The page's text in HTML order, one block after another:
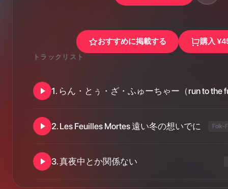
おすすめに掲載する 購入
トラックリスト
1. らん・とぅ・ざ・ふゅーちゃー（run to the
2. Les Feuilles Mortes 遠い冬の想いでに Folk-
3.真夜中とか関係ない